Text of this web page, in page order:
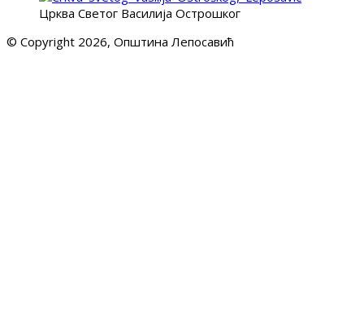
Црква Светог Василија Острошког
© Copyright 2026, Општина Лепосавић